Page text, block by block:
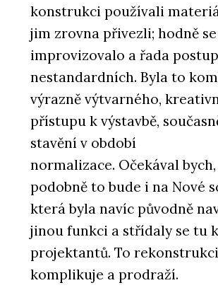
konstrukci používali
jim zrovna přivezli; hodně se
improvizovalo a řada
nestandardních. Byla to
výrazně výtvarného,
přístupu k výstavbě,
stavění v období
normalizace. Očekával bych,
podobně to bude i na Nové
která byla navíc původně
jinou funkci a střídaly se tu
projektantů. To
komplikuje a prodraží.